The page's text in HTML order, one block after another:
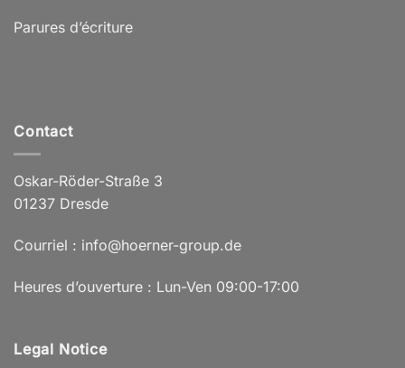
Parures d’écriture
Contact
Oskar-Röder-Straße 3
01237 Dresde
Courriel : info@hoerner-group.de
Heures d’ouverture : Lun-Ven 09:00-17:00
Legal Notice